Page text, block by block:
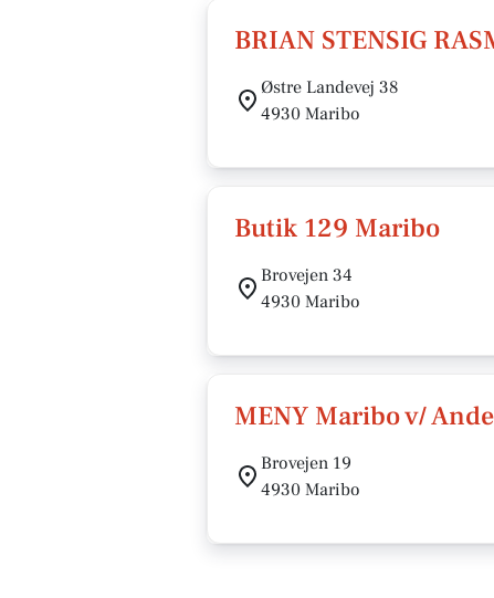
BRIAN STENSIG
Østre Landevej 38
4930 Maribo
Butik 129 Maribo
Brovejen 34
4930 Maribo
MENY Maribo v/
Brovejen 19
4930 Maribo